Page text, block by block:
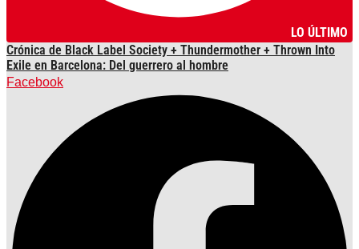
LO ÚLTIMO
Crónica de Black Label Society + Thundermother + Thrown Into
Exile en Barcelona: Del guerrero al hombre
Facebook